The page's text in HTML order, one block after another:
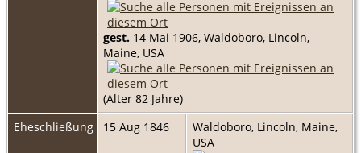
gest. 14 Mai 1906, Waldoboro, Lincoln,
Maine, USA
(Alter 82 Jahre)
Eheschließung
15 Aug 1846
Waldoboro, Lincoln, Maine,
USA